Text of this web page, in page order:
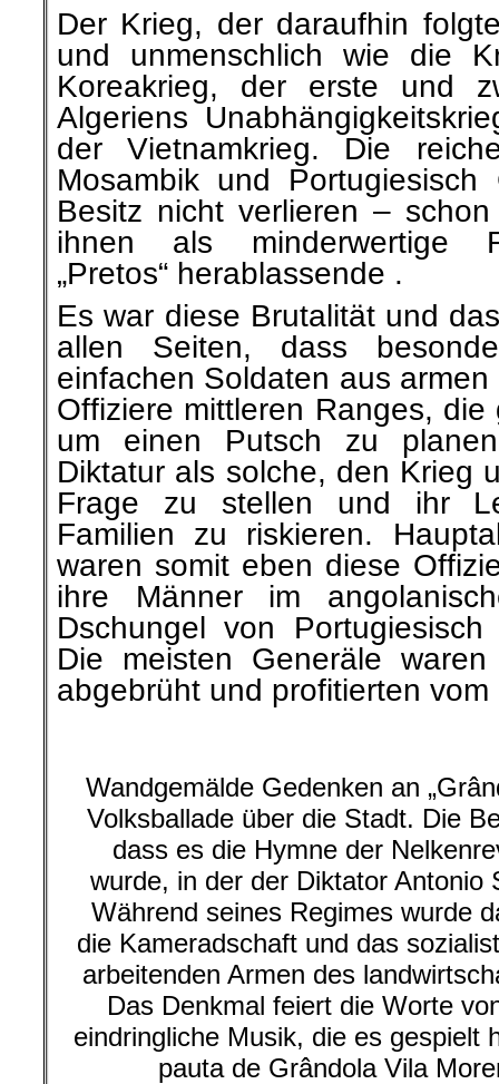
Der Krieg, der daraufhin
und unmenschlich wie die
Koreakrieg, der erste und
Algeriens
der Vietnamkrieg. Die
Mosambik und
Besitz nicht verlieren –
ihnen als minderwertige
„Pretos“ herablassende .
Es war diese Brutalität und
allen Seiten, dass
einfachen Soldaten aus
Offiziere mittleren Ranges,
um einen Putsch zu
Diktatur als solche, den Krieg
Frage zu stellen und ihr
Familien zu riskieren.
waren somit eben diese
ihre Männer im
Dschungel von
Die meisten Generäle
abgebrüht und profitierten vom
Wandgemälde Gedenken an
Volksballade über die Stadt. Die
dass es die Hymne der
wurde, in der der Diktator Antonio
Während seines Regimes wurde
die Kameradschaft und das
arbeitenden Armen des
Das Denkmal feiert die Worte
eindringliche Musik, die es gespielt
pauta de Grândola Vila